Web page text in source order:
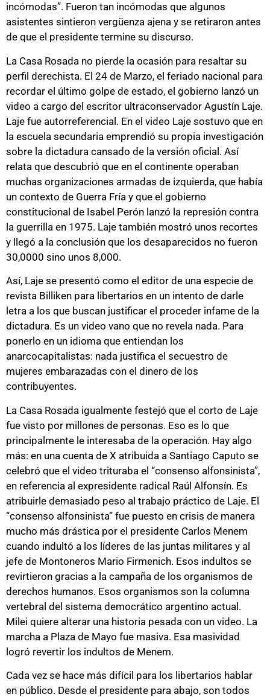
incómodas”. Fueron tan incómodas que algunos
asistentes sintieron vergüenza ajena y se retiraron antes
de que el presidente termine su discurso.
La Casa Rosada no pierde la ocasión para resaltar su
perfil derechista. El 24 de Marzo, el feriado nacional para
recordar el último golpe de estado, el gobierno lanzó un
video a cargo del escritor ultraconservador Agustín Laje.
Laje fue autorreferencial. En el video Laje sostuvo que en
la escuela secundaria emprendió su propia investigación
sobre la dictadura cansado de la versión oficial. Así
relata que descubrió que en el continente operaban
muchas organizaciones armadas de izquierda, que había
un contexto de Guerra Fría y que el gobierno
constitucional de Isabel Perón lanzó la represión contra
la guerrilla en 1975. Laje también mostró unos recortes
y llegó a la conclusión que los desaparecidos no fueron
30,0000 sino unos 8,000.
Así, Laje se presentó como el editor de una especie de
revista Billiken para libertarios en un intento de darle
letra a los que buscan justificar el proceder infame de la
dictadura. Es un video vano que no revela nada. Para
ponerlo en un idioma que entiendan los
anarcocapitalistas: nada justifica el secuestro de
mujeres embarazadas con el dinero de los
contribuyentes.
La Casa Rosada igualmente festejó que el corto de Laje
fue visto por millones de personas. Eso es lo que
principalmente le interesaba de la operación. Hay algo
más: en una cuenta de X atribuida a Santiago Caputo se
celebró que el video trituraba el “consenso alfonsinista”,
en referencia al expresidente radical Raúl Alfonsín. Es
atribuirle demasiado peso al trabajo práctico de Laje. El
“consenso alfonsinista” fue puesto en crisis de manera
mucho más drástica por el presidente Carlos Menem
cuando indultó a los líderes de las juntas militares y al
jefe de Montoneros Mario Firmenich. Esos indultos se
revirtieron gracias a la campaña de los organismos de
derechos humanos. Esos organismos son la columna
vertebral del sistema democrático argentino actual.
Milei quiere alterar una historia pesada con un video. La
marcha a Plaza de Mayo fue masiva. Esa masividad
logró revertir los indultos de Menem.
Cada vez se hace más difícil para los libertarios hablar
en público. Desde el presidente para abajo, son todos